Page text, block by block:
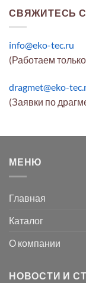
СВЯЖИТЕСЬ
info@eko-tec.ru
(Работаем
dragmet@eko-
(Заявки по
МЕНЮ
Главная
Каталог
О компании
НОВОСТИ И